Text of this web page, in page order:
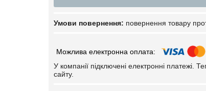
повернення товару
У компанії підключені електронні платежі.
сайту.